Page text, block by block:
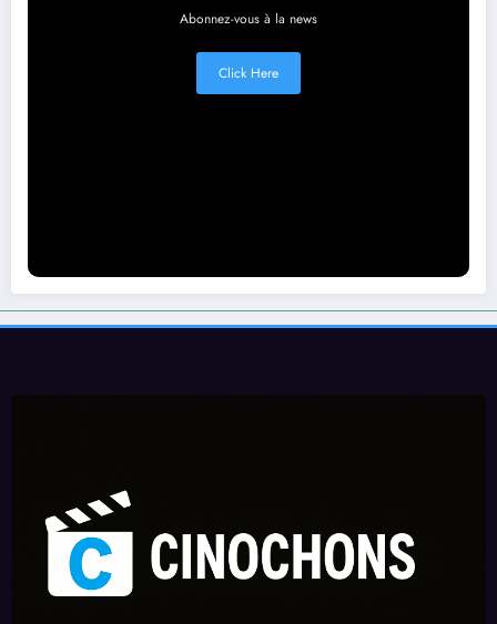
Abonnez-vous à la news
Click Here